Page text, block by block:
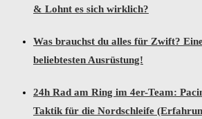
& Lohnt es sich wirklich?
Was brauchst du alles für Zwift?
beliebtesten Ausrüstung!
24h Rad am Ring im 4er-Team:
Taktik für die Nordschleife